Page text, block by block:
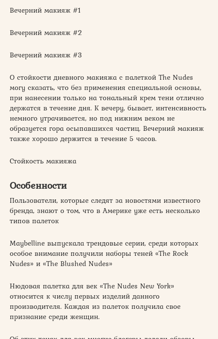
Вечерний макияж #1
Вечерний макияж #2
Вечерний макияж #3
О стойкости дневного макияжа с палеткой The Nudes
могу сказать, что без применения специальной основы,
при нанесении только на тональный крем тени отлично
держатся в течение дня. К вечеру, бывает, интенсивность
немного утрачивается, но под нижним веком не
образуется гора осыпавшихся частиц. Вечерний макияж
также хорошо держится в течение 5 часов.
Стойкость макияжа
Особенности
Пользователи, которые следят за новостями известного
бренда, знают о том, что в Америке уже есть несколько
типов палеток
Maybelline выпускала трендовые серии, среди которых
особое внимание получили наборы теней «The Rock
Nudes» и «The Blushed Nudes»
Нюдовая палетка для век «The Nudes New York»
относится к числу первых изделий данного
производителя. Каждая из палеток получила свое
признание среди женщин.